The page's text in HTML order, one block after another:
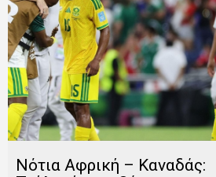
Νότια Αφρική – Καναδάς: